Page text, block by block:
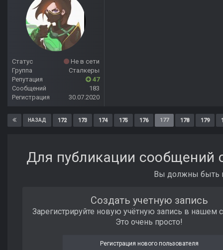
Статус
Не в сети
Группа
Сталкеры
Репутация
47
Сообщений
183
Регистрация
30.07.2020
НАЗАД 172 173 174 175 176 177 178 179
Для публикации сообщений
Вы должны быть
Создать учетную запись
Зарегистрируйте новую учётную запись в нашем
Это очень просто!
Регистрация нового пользователя